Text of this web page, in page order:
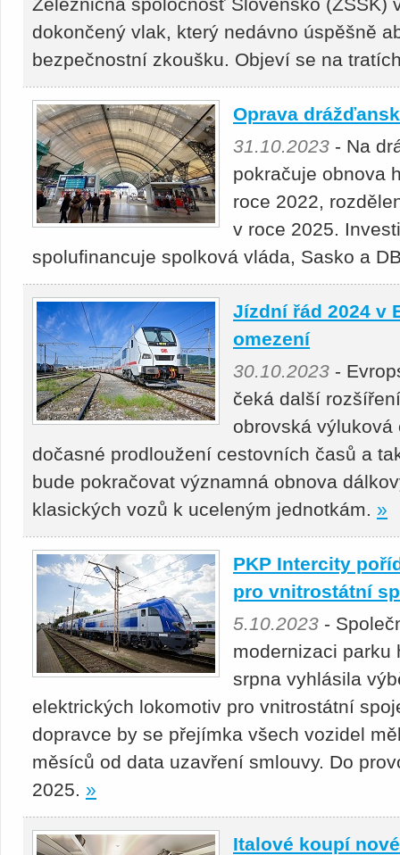
dokončený vlak, který nedávno úspěšně
bezpečnostní zkoušku. Objeví se na
Oprava
31.10.2023 - Na
pokračuje obnova
roce 2022,
v roce 2025.
spolufinancuje spolková vláda, Sasko a
Jízdní řád 2024 v
omezení
30.10.2023 -
čeká další
obrovská
dočasné prodloužení cestovních časů a
bude pokračovat významná obnova
klasických vozů k uceleným jednotkám. »
PKP Intercity
pro vnitrostátní
5.10.2023 -
modernizaci parku
srpna vyhlásila
elektrických lokomotiv pro vnitrostátní
dopravce by se přejímka všech vozidel
měsíců od data uzavření smlouvy. Do
2025. »
Italové koupí